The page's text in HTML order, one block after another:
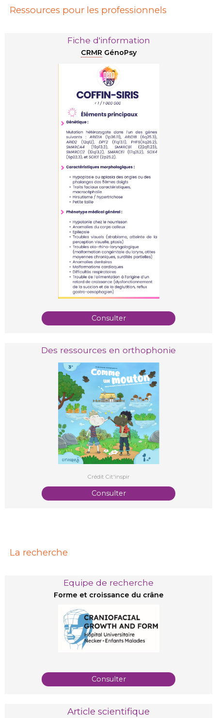
Ressources pour les professionnels
Fiche d'information
CRMR GénoPsy
Consulter
Des ressources en orthophonie
Crédit Cit'inspir
Consulter
La recherche
Equipe de recherche
Forme et croissance du crâne
Consulter
Article scientifique